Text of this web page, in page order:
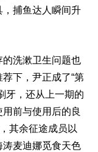
捕鱼达人瞬间升
洗漱卫生问题也
下，尹正成了“第
牙，还从上一期的
前与使用后的良
其余征途成员以
涛麦迪娜觅食天色